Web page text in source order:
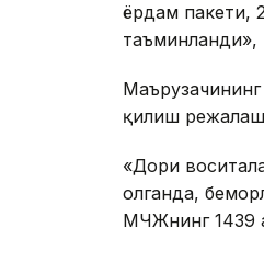
ёрдам пакети,
таъминланди»,
қилиш
«Дори
олганда,
МЧЖнинг 1439